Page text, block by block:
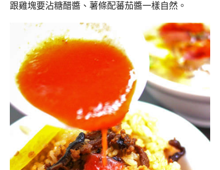
跟雞塊要沾糖醋醬、薯條配蕃茄醬一樣自然。